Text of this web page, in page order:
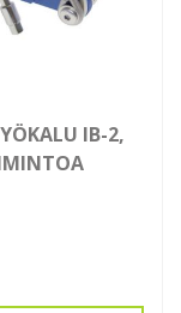
IB-2,